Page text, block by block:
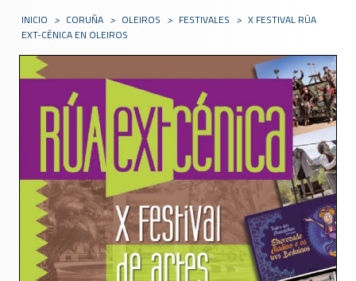
INICIO > CORUÑA > OLEIROS > FESTIVALES > X FESTIVAL RÚA
EXT-CÉNICA EN OLEIROS